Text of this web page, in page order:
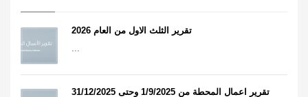
تقرير الثلث الاول من العام 2026
تقرير اعمال المحطة من 1/9/2025 وحتى 31/12/2025